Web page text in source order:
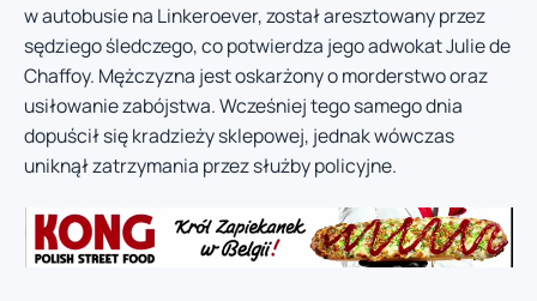
w autobusie na Linkeroever, został aresztowany przez
sędziego śledczego, co potwierdza jego adwokat Julie de
Chaffoy. Mężczyzna jest oskarżony o morderstwo oraz
usiłowanie zabójstwa. Wcześniej tego samego dnia
dopuścił się kradzieży sklepowej, jednak wówczas
uniknął zatrzymania przez służby policyjne.